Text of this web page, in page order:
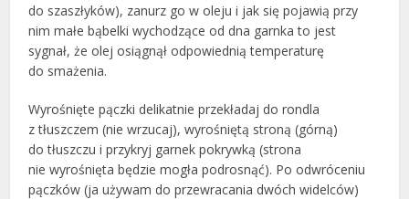
do szaszłyków), zanurz go w oleju i jak się pojawią przy
nim małe bąbelki wychodzące od dna garnka to jest
sygnał, że olej osiągnął odpowiednią temperaturę
do smażenia.
Wyrośnięte pączki delikatnie przekładaj do rondla
z tłuszczem (nie wrzucaj), wyrośniętą stroną (górną)
do tłuszczu i przykryj garnek pokrywką (strona
nie wyrośnięta będzie mogła podrosnąć). Po odwróceniu
pączków (ja używam do przewracania dwóch widelców)